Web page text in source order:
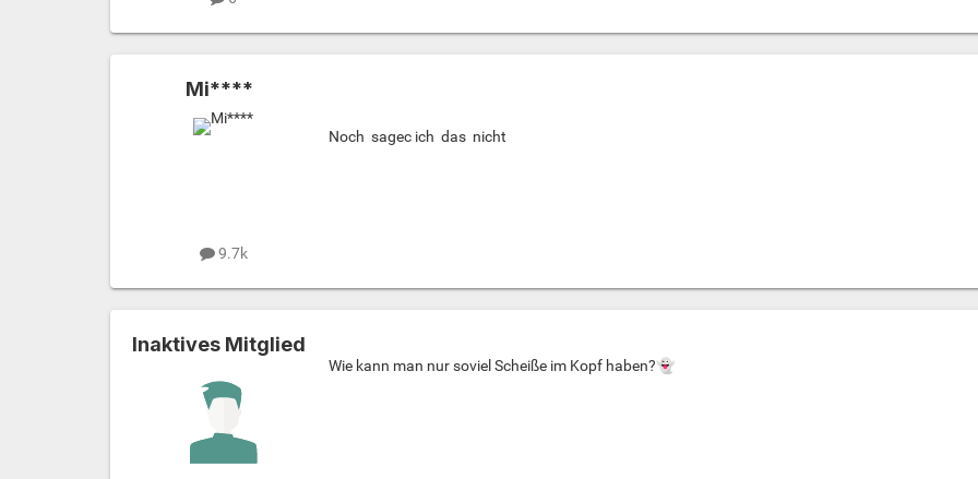
Mi****
9.7k
Noch sagec ich das nicht
Inaktives Mitglied
Wie kann man nur soviel Scheiße im Kopf haben?👻